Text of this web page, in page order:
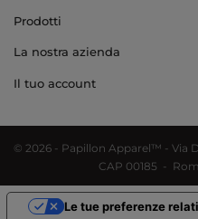
Prodotti
La nostra azienda
Il tuo account
© 2026 - Papillon Apparel™ - Via
CAP 00185 -
Le tue preferenze